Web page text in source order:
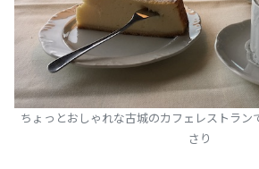
ちょっとおしゃれな古城のカフェレストラン
さり